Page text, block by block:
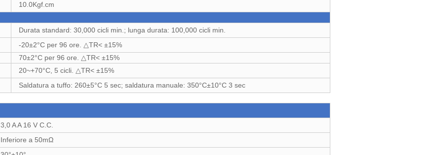
10.0Kgf.cm
Durata standard: 30,000 cicli min.; lunga durata: 100,000 cicli min.
-20±2°C per 96 ore. △TR< ±15%
70±2°C per 96 ore. △TR< ±15%
20~+70°C, 5 cicli. △TR< ±15%
Saldatura a tuffo: 260±5°C 5 sec; saldatura manuale: 350°C±10°C 3 sec
3,0 A A 16 V C.C.
Inferiore a 50mΩ